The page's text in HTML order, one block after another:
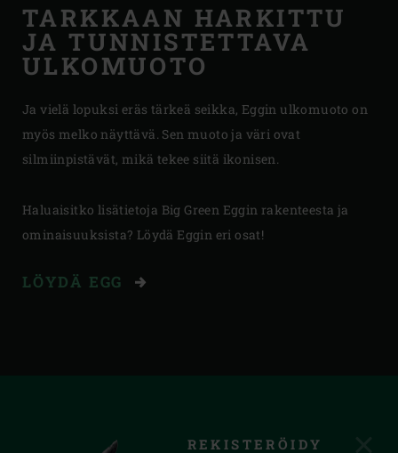
TARKKAAN HARKITTU
JA TUNNISTETTAVA
ULKOMUOTO
Ja vielä lopuksi eräs tärkeä seikka, Eggin ulkomuoto on
myös melko näyttävä. Sen muoto ja väri ovat
silmiinpistävät, mikä tekee siitä ikonisen.
Haluaisitko lisätietoja Big Green Eggin rakenteesta ja
ominaisuuksista? Löydä Eggin eri osat!
LÖYDÄ EGG
REKISTERÖIDY